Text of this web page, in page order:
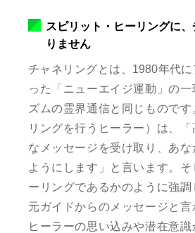
スピリット・ヒーリングに
りません
チャネリングとは、1980年代
った「ニューエイジ運動」の
ズムの霊界通信と同じもので
リングを行うヒーラー）は、
なメッセージを受け取り、あ
ようにします」と言います。
ーリングであるかのように強
元ガイドからのメッセージと言
ヒーラーの思い込みや潜在意